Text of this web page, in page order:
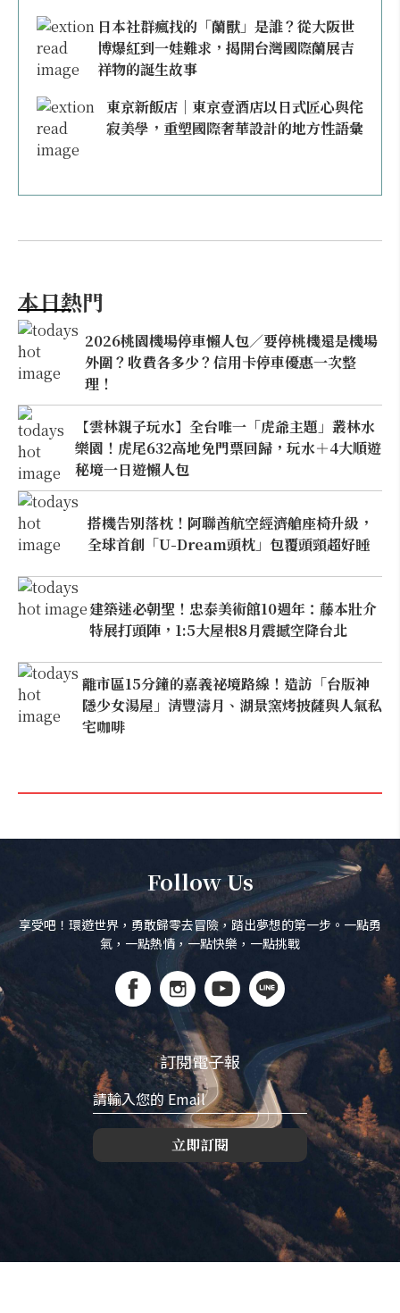
日本社群瘋找的「蘭獸」是誰？從大阪世
博爆紅到一娃難求，揭開台灣國際蘭展吉
祥物的誕生故事
東京新飯店｜東京壹酒店以日式匠心與侘
寂美學，重塑國際奢華設計的地方性語彙
本日熱門
2026桃園機場停車懶人包／要停桃機還是機場
外圍？收費各多少？信用卡停車優惠一次整
理！
【雲林親子玩水】全台唯一「虎爺主題」叢林水
樂園！虎尾632高地免門票回歸，玩水＋4大順遊
秘境一日遊懶人包
搭機告別落枕！阿聯酋航空經濟艙座椅升級，
全球首創「U-Dream頭枕」包覆頭頸超好睡
建築迷必朝聖！忠泰美術館10週年：藤本壯介
特展打頭陣，1:5大屋根8月震撼空降台北
離市區15分鐘的嘉義祕境路線！造訪「台版神
隱少女湯屋」清豐濤月、湖景窯烤披薩與人氣私
宅咖啡
Follow Us
享受吧！環遊世界，勇敢歸零去冒險，踏出夢想的第一步。一點勇
氣，一點熱情，一點快樂，一點挑戰
訂閱電子報
立即訂閱